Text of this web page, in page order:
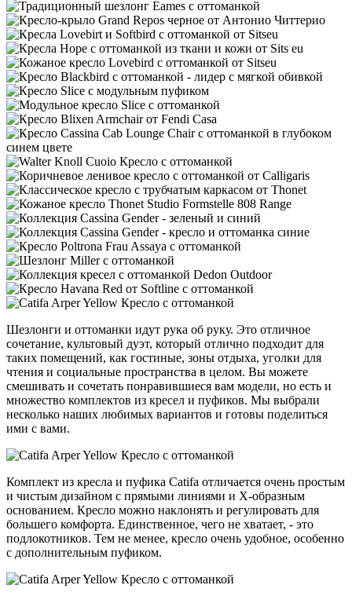
Шезлонги и оттоманки идут рука об руку. Это отличное
сочетание, культовый дуэт, который отлично подходит для
таких помещений, как гостиные, зоны отдыха, уголки для
чтения и социальные пространства в целом. Вы можете
смешивать и сочетать понравившиеся вам модели, но есть и
множество комплектов из кресел и пуфиков. Мы выбрали
несколько наших любимых вариантов и готовы поделиться
ими с вами.
Комплект из кресла и пуфика Catifa отличается очень простым
и чистым дизайном с прямыми линиями и Х-образным
основанием. Кресло можно наклонять и регулировать для
большего комфорта. Единственное, чего не хватает, - это
подлокотников. Тем не менее, кресло очень удобное, особенно
с дополнительным пуфиком.